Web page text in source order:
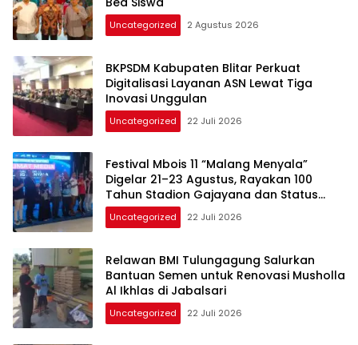
Uncategorized 2 Agustus 2026
BKPSDM Kabupaten Blitar Perkuat
Digitalisasi Layanan ASN Lewat Tiga
Inovasi Unggulan
Uncategorized 22 Juli 2026
Festival Mbois 11 “Malang Menyala”
Digelar 21–23 Agustus, Rayakan 100
Tahun Stadion Gajayana dan Status
UNESCO
Uncategorized 22 Juli 2026
Relawan BMI Tulungagung Salurkan
Bantuan Semen untuk Renovasi Musholla
Al Ikhlas di Jabalsari
Uncategorized 22 Juli 2026